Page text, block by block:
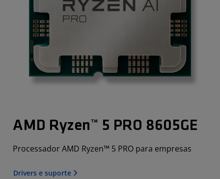
AMD Ryzen™ 5 PRO 8605GE
Processador AMD Ryzen™ 5 PRO para empresas
Drivers e suporte